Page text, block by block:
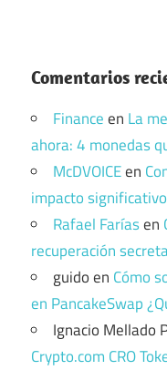
Comentarios
Financeen La
ahora: 4 monedas
McDVOICEen
impacto
Rafael Faríasen
recuperación
guidoen Cómo
en PancakeSwap
Ignacio Mellado
Crypto.com CRO